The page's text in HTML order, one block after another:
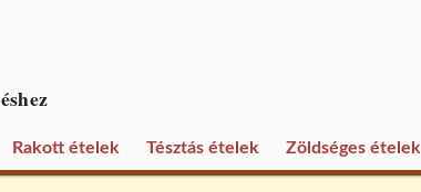
Rakott ételek Tésztás ételek Zöldséges ételek